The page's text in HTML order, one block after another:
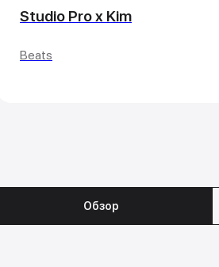
Studio Pro x Kim
Beats
Обзор